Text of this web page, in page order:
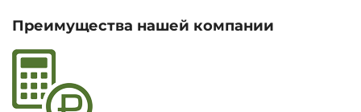
Преимущества нашей компании